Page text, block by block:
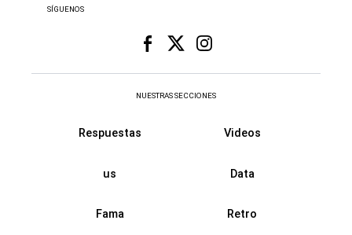
SÍGUENOS
NUESTRAS SECCIONES
Respuestas Videos
us Data
Fama Retro